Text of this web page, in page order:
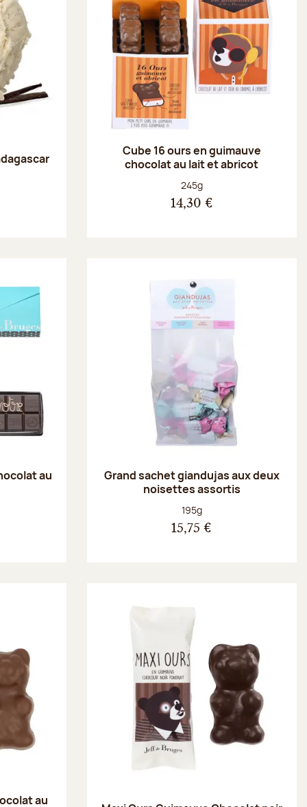
Cube 16 ours en guimauve
chocolat au lait et abricot
Poids net :
245g
14,30 €
au
Grand sachet giandujas aux deux
noisettes assortis
Poids net :
195g
15,75 €
au